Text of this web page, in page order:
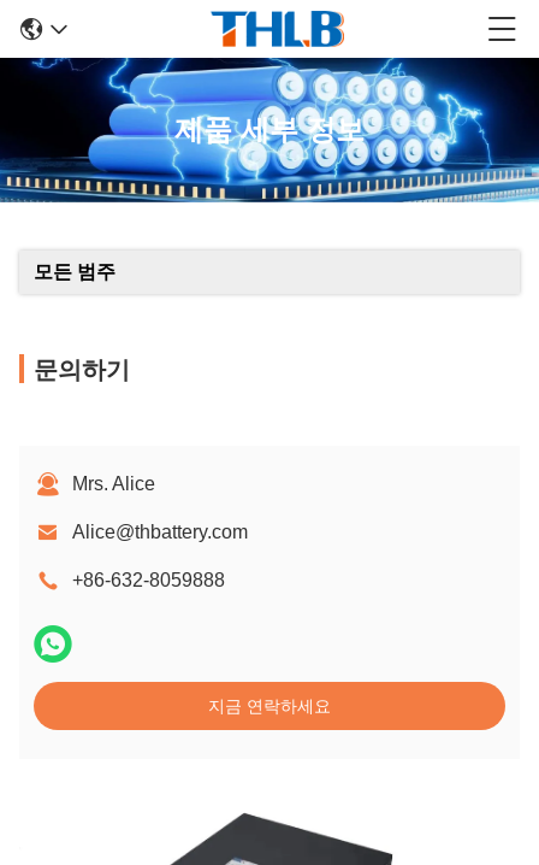
제품 세부 정보
모든 범주
문의하기
Mrs. Alice
Alice@thbattery.com
+86-632-8059888
지금 연락하세요